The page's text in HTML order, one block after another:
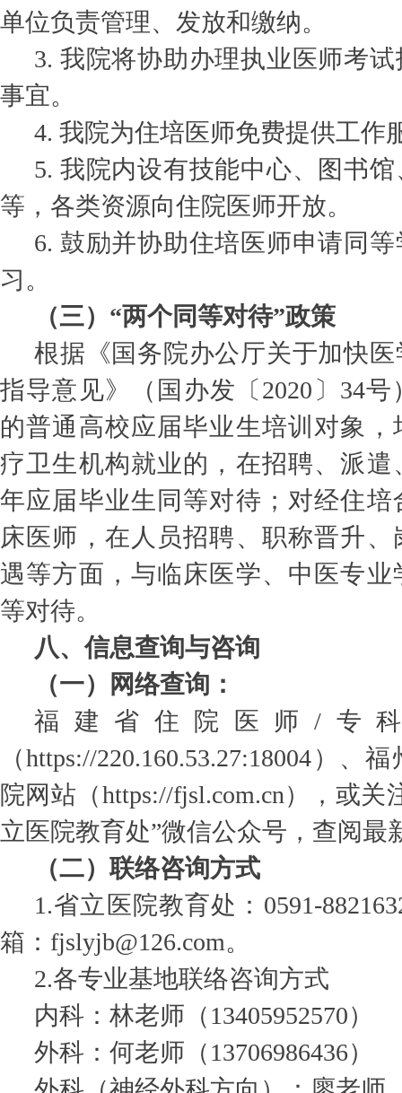
单位负责管理、发放和缴纳。
3. 我院将协助办理执业医师考
事宜。
4. 我院为住培医师免费提供工作
5. 我院内设有技能中心、图书
等，各类资源向住院医师开放。
6. 鼓励并协助住培医师申请同
习。
（三）“两个同等对待”政策
根据《国务院办公厅关于加快
指导意见》（国办发〔2020〕34
的普通高校应届毕业生培训对象
疗卫生机构就业的，在招聘、派遣
年应届毕业生同等对待；对经住培
床医师，在人员招聘、职称晋升
遇等方面，与临床医学、中医专
等对待。
八、信息查询与咨询
（一）网络查询：
福建省住院医师/专
（https://220.160.53.27:18004）、
院网站（https://fjsl.com.cn），或关
立医院教育处”微信公众号，查阅最
（二）联络咨询方式
1.省立医院教育处：0591-
箱：fjslyjb@126.com。
2.各专业基地联络咨询方式
内科：林老师（13405952570）
外科：何老师（13706986436）